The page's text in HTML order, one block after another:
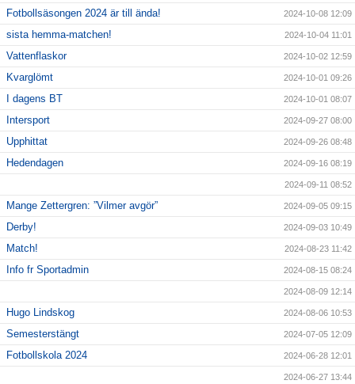
Fotbollsäsongen 2024 är till ända! 2024-10-08 12:09
sista hemma-matchen! 2024-10-04 11:01
Vattenflaskor 2024-10-02 12:59
Kvarglömt 2024-10-01 09:26
I dagens BT 2024-10-01 08:07
Intersport 2024-09-27 08:00
Upphittat 2024-09-26 08:48
Hedendagen 2024-09-16 08:19
2024-09-11 08:52
Mange Zettergren: ”Vilmer avgör” 2024-09-05 09:15
Derby! 2024-09-03 10:49
Match! 2024-08-23 11:42
Info fr Sportadmin 2024-08-15 08:24
2024-08-09 12:14
Hugo Lindskog 2024-08-06 10:53
Semesterstängt 2024-07-05 12:09
Fotbollskola 2024 2024-06-28 12:01
2024-06-27 13:44